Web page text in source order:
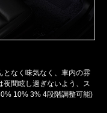
となく味気なく、車内の雰
夜間眩し過ぎないよう、ス
10% 3% 4段階調整可能)